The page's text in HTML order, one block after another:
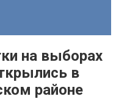
на выборах
в
районе